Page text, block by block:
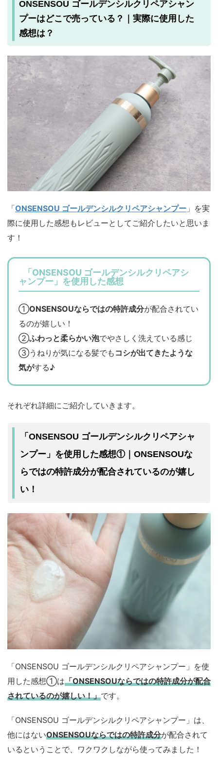
ONSENSOU ゴールデンシルクリペアシャン
プーはどこで売っている？｜実際に使用した
感想は？
「ONSENSOU ゴールデンシルクリペアシャンプー 」を実
際に使用した感想もレビューとしてご紹介したいと思いま
す！
「ONSENSOU ゴールデンシルクリペアシ
ャンプー」を使用した感想
①ONSENSOUならではの特許成分が配合されてい
るのが嬉しい！
②ふわっと柔らかい泡でやさしく洗えている感じ
③うねりが気になる髪でも コシが出てきたような
気がする♪
それぞれ詳細にご紹介していきます。
「ONSENSOU ゴールデンシルクリペアシャ
ンプー」を使用した感想①｜ONSENSOUな
らではの特許成分が配合されているのが嬉し
い！
「ONSENSOU ゴールデンシルクリペアシャンプー」を使
用した感想①は「ONSENSOUならではの特許成分が配合
されているのが嬉しい！」です。
「ONSENSOU ゴールデンシルクリペアシャンプー」は、
他にはないONSENSOUならではの特許成分が配合されて
いるということで、ワクワクしながら使ってみました！